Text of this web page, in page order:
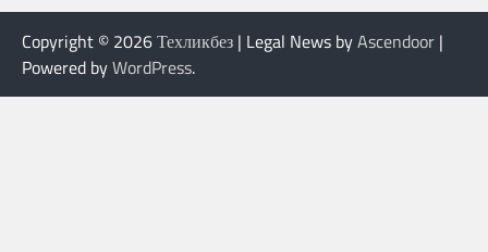
Copyright © 2026Техликбез | Legal News byAscendoor |
Powered byWordPress.